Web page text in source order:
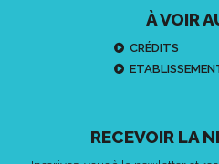
À VOIR
CRÉDITS
RECEVOIR LA